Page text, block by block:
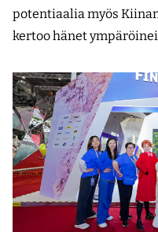
potentiaalia myös
kertoo hänet